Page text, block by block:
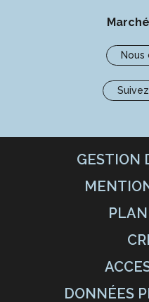
GESTION
DONNÉES